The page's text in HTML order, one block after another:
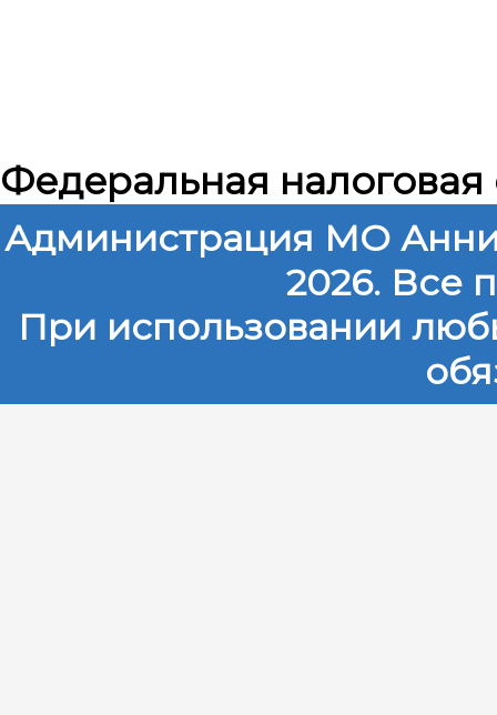
Федеральная налоговая
Администрация МО
2026. Все
При использовании